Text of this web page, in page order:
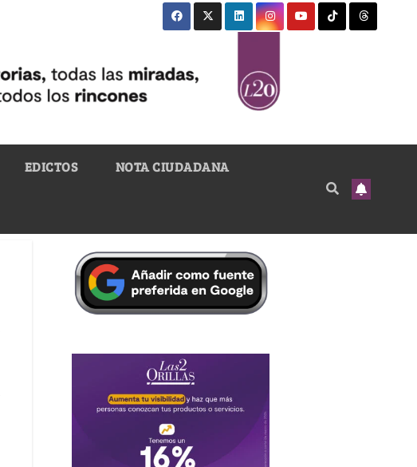
EDICTOS NOTA CIUDADANA